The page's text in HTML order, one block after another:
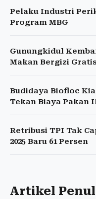
Pelaku Industri
Program MBG
Gunungkidul
Makan Bergizi
Budidaya Biofloc
Tekan Biaya Pakan
Retribusi TPI Tak
2025 Baru 61 Persen
Artikel